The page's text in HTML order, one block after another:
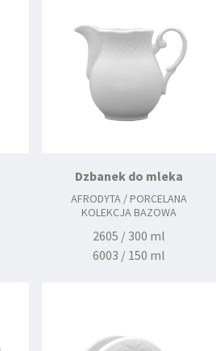
Dzbanek do mleka
AFRODYTA / PORCELANA
KOLEKCJA BAZOWA
2605 / 300 ml
6003 / 150 ml